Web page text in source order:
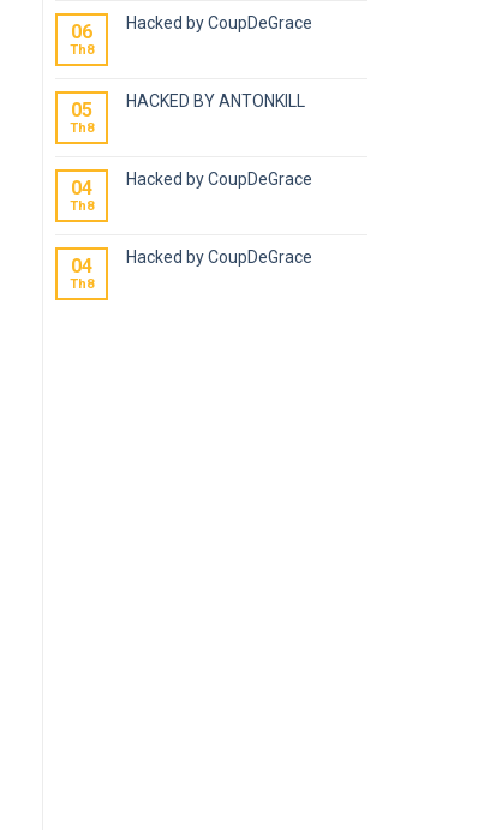
06
Th8
Hacked by CoupDeGrace
05
Th8
HACKED BY ANTONKILL
04
Th8
Hacked by CoupDeGrace
04
Th8
Hacked by CoupDeGrace